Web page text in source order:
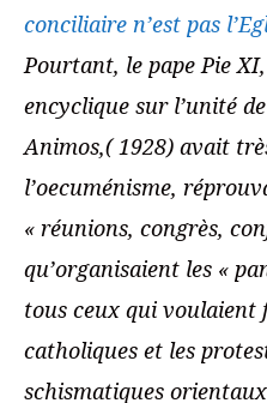
conciliaire n’est pas
Pourtant, le pape Pie
encyclique sur l’unité
Animos,( 1928) avait
l’oecuménisme,
« réunions, congrès,
qu’organisaient les «
tous ceux qui voulaient
catholiques et les
schismatiques